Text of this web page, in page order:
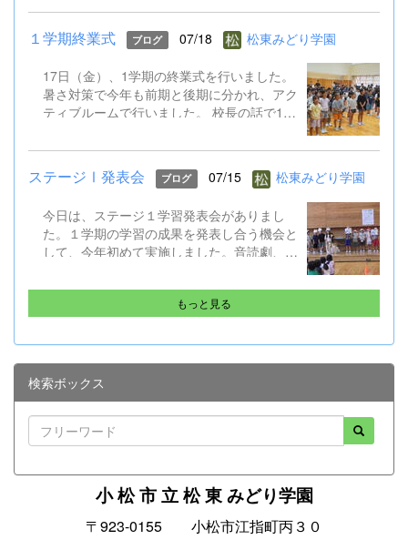
行くことになっています。そこでは、英語を
ふんだんに使って海外体験を積むものです。
今日はALTとともに、そのプチ体験を味わい
ってきたら英語がペラペラになっていると思
います!
１学期終業式 ブログ 07/18 松東みどり学園
17日（金）、1学期の終業式を行いました。
暑さ対策で今年も前期と後期に分かれ、アク
ティブルームで行いました。 校長の話で1学
導の話では校下で起こった先日の水難事故も
引き合いに、自分の命を守る行動やSNSでの
トラブル防止など確認しました。 そして、
期課程からはメッセージの贈呈もありまし
た。 夏休み明け、また元気に会えることを
楽しみにしています。 保護者や地域の皆様
ステージⅠ発表会 ブログ 07/15 松東みどり学園
今日は、ステージ１学習発表会がありまし
た。１学期の学習の成果を発表し合う機会と
して、今年初めて実施しました。音読劇、合
て、練習の成果も出ていました。
もっと見る
検索ボックス
小 松 市 立 松 東 みどり学園
〒923-0155 小松市江指町丙３０